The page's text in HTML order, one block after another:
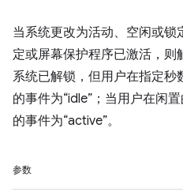
当系统更改为活动、空闲或
定或屏幕保护程序已激活，则
系统已解锁，但用户在指定
的事件为“idle”；当用户在闲
的事件为“active”。
参数